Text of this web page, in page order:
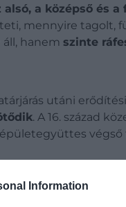
Information
a középső és a
mennyire tagolt,
hanem szinte
utáni
. A 16. század
végső